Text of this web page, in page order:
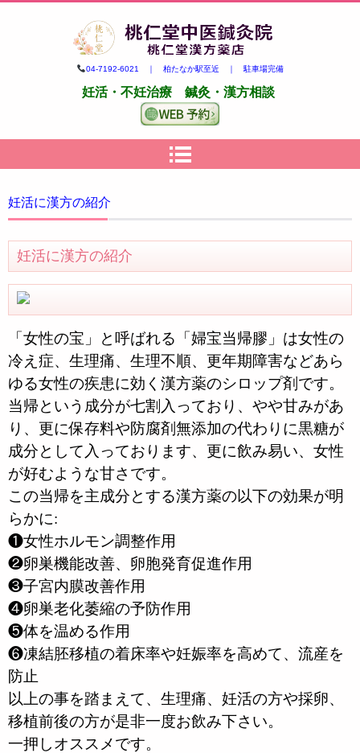
柏市の妊活・不妊治療専門 鍼
灸・漢方｜桃仁堂中医鍼灸院・
桃仁堂漢方薬店
04-7192-6021 ｜ 柏たなか駅至近 ｜ 駐車場完備
妊活・不妊治療 鍼灸・漢方相談
妊活に漢方の紹介
妊活に漢方の紹介
「女性の宝」と呼ばれる「婦宝当帰膠」は女性の
冷え症、生理痛、生理不順、更年期障害などあら
ゆる女性の疾患に効く漢方薬のシロップ剤です。
当帰という成分が七割入っており、やや甘みがあ
り、更に保存料や防腐剤無添加の代わりに黒糖が
成分として入っております、更に飲み易い、女性
が好むような甘さです。
この当帰を主成分とする漢方薬の以下の効果が明
らかに:
❶女性ホルモン調整作用
❷卵巣機能改善、卵胞発育促進作用
❸子宮内膜改善作用
❹卵巣老化萎縮の予防作用
❺体を温める作用
❻凍結胚移植の着床率や妊娠率を高めて、流産を
防止
以上の事を踏まえて、生理痛、妊活の方や採卵、
移植前後の方が是非一度お飲み下さい。
一押しオススメです。